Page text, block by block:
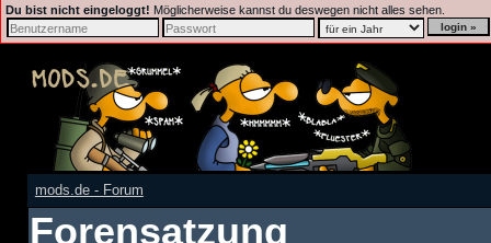
Du bist nicht eingeloggt! Möglicherweise kannst du deswegen nicht alles sehen.
mods.de - Forum
Forensatzung